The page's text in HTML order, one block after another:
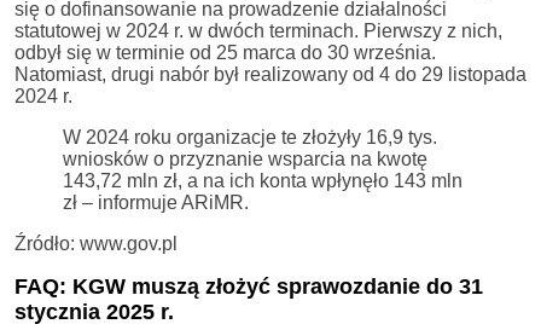
się o dofinansowanie na prowadzenie działalności
statutowej w 2024 r. w dwóch terminach. Pierwszy z nich,
odbył się w terminie od 25 marca do 30 września.
Natomiast, drugi nabór był realizowany od 4 do 29 listopada
2024 r.
W 2024 roku organizacje te złożyły 16,9 tys.
wniosków o przyznanie wsparcia na kwotę
143,72 mln zł, a na ich konta wpłynęło 143 mln
zł – informuje ARiMR.
Źródło: www.gov.pl
FAQ: KGW muszą złożyć sprawozdanie do 31
stycznia 2025 r.